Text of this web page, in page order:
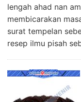
lengah ahad nan
membicarakan
surat tempelan
resep ilmu pisah